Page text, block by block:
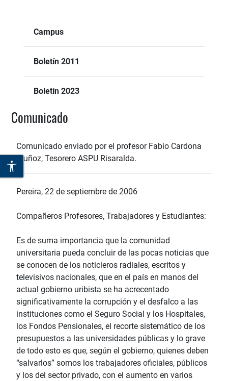
Campus
Boletín 2011
Boletín 2023
Comunicado
Comunicado enviado por el profesor Fabio Cardona
Muñoz, Tesorero ASPU Risaralda.
Pereira, 22 de septiembre de 2006
Compañeros Profesores, Trabajadores y Estudiantes:
Es de suma importancia que la comunidad
universitaria pueda concluir de las pocas noticias que
se conocen de los noticieros radiales, escritos y
televisivos nacionales, que en el país en manos del
actual gobierno uribista se ha acrecentado
significativamente la corrupción y el desfalco a las
instituciones como el Seguro Social y los Hospitales,
los Fondos Pensionales, el recorte sistemático de los
presupuestos a las universidades públicas y lo grave
de todo esto es que, según el gobierno, quienes deben
“salvarlos” somos los trabajadores oficiales, públicos
y los del sector privado, con el aumento en varios